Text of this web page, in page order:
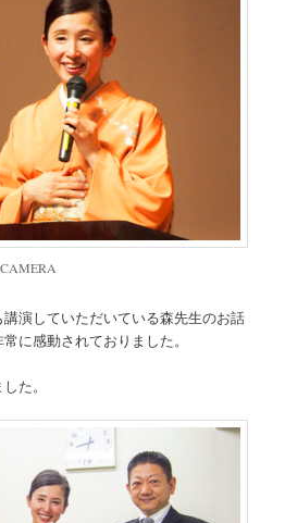
演していただいている森先生のお話
に感動されておりました。
た。